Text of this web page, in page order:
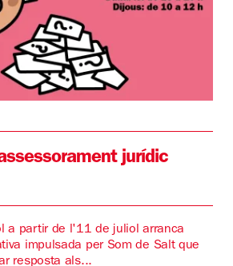
jurídic
a partir de l'11 de juliol arranca
impulsada per Som de Salt que
resposta als...